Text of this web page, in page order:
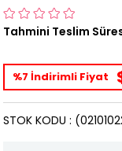
Tahmini Teslim
%7 İndirimli Fiyat
STOK KODU